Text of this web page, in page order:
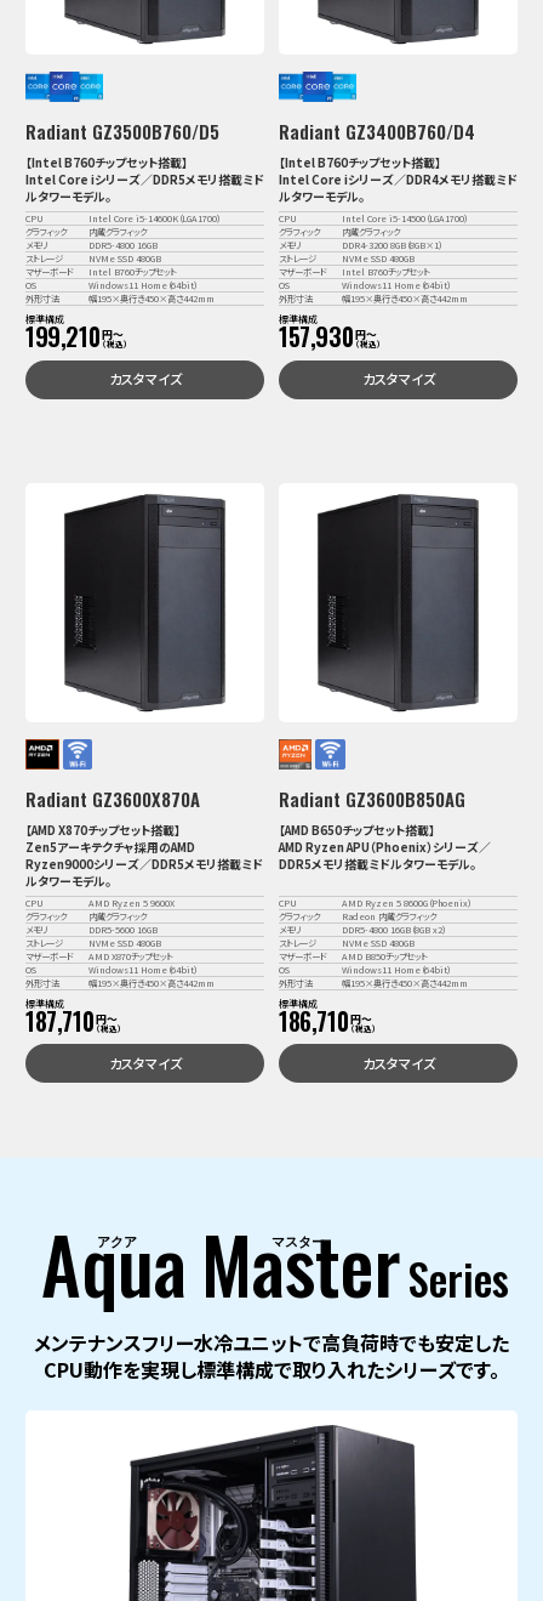
Radiant GZ3500B760/D5
【Intel B760チップセット搭載】
Intel Core iシリーズ／DDR5メモリ搭載ミド
ルタワーモデル。
CPU
Intel Core i5-14600K（LGA1700）
グラフィック
内蔵グラフィック
メモリ
DDR5-4800 16GB
ストレージ
NVMe SSD 480GB
マザーボード
Intel B760チップセット
OS
Windows11 Home（64bit）
外形寸法
幅195×奥行き450×高さ442mm
標準構成
199,210円〜
（税込）
カスタマイズ
Radiant GZ3400B760/D4
【Intel B760チップセット搭載】
Intel Core iシリーズ／DDR4メモリ搭載ミド
ルタワーモデル。
CPU
Intel Core i5-14500（LGA1700）
グラフィック
内蔵グラフィック
メモリ
DDR4-3200 8GB（8GB×1）
ストレージ
NVMe SSD 480GB
マザーボード
Intel B760チップセット
OS
Windows11 Home（64bit）
外形寸法
幅195×奥行き450×高さ442mm
標準構成
157,930円〜
（税込）
カスタマイズ
Radiant GZ3600X870A
【AMD X870チップセット搭載】
Zen5アーキテクチャ採用のAMD
Ryzen9000シリーズ／DDR5メモリ搭載ミド
ルタワーモデル。
CPU
AMD Ryzen 5 9600X
グラフィック
内蔵グラフィック
メモリ
DDR5-5600 16GB
ストレージ
NVMe SSD 480GB
マザーボード
AMD X870チップセット
OS
Windows11 Home（64bit）
外形寸法
幅195×奥行き450×高さ442mm
標準構成
187,710円〜
（税込）
カスタマイズ
Radiant GZ3600B850AG
【AMD B650チップセット搭載】
AMD Ryzen APU（Phoenix）シリーズ／
DDR5メモリ搭載ミドルタワーモデル。
CPU
AMD Ryzen 5 8600G（Phoenix）
グラフィック
Radeon 内蔵グラフィック
メモリ
DDR5-4800 16GB（8GB x2）
ストレージ
NVMe SSD 480GB
マザーボード
AMD B850チップセット
OS
Windows11 Home（64bit）
外形寸法
幅195×奥行き450×高さ442mm
標準構成
186,710円〜
（税込）
カスタマイズ
AquaMasterSeries
メンテナンスフリー水冷ユニットで高負荷時でも安定した
CPU動作を実現し標準構成で取り入れたシリーズです。